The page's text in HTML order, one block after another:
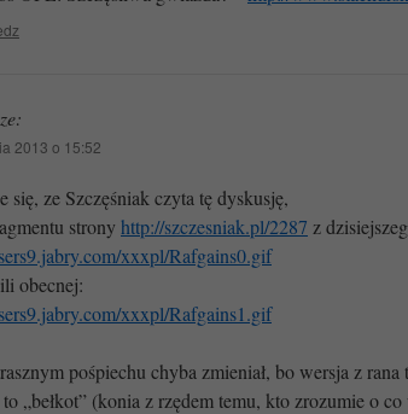
2013 o 15:52
się, ze Szczęśniak czyta tę dyskusję,
strony http://szczesniak.pl/2287 z
xxxpl/Rafgains0.gif
obecnej:
xxxpl/Rafgains1.gif
pośpiechu chyba zmieniał, bo wersja z rana
to „bełkot” (konia z rzędem temu, kto zrozumie o